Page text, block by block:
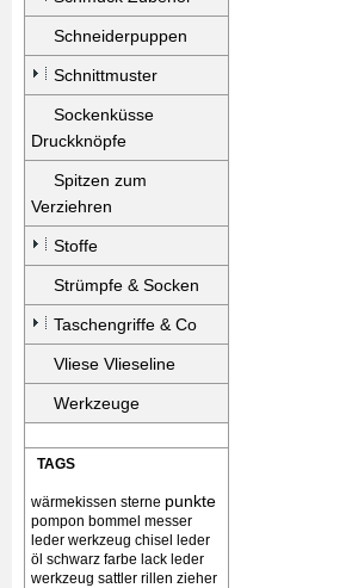
Schneiderpuppen
Schnittmuster
Sockenküsse
Druckknöpfe
Spitzen zum
Verziehren
Stoffe
Strümpfe & Socken
Taschengriffe & Co
Vliese Vlieseline
Werkzeuge
TAGS
wärmekissen sterne punkte
pompon bommel messer
leder werkzeug chisel
leder
öl schwarz farbe lack leder
werkzeug sattler rillen zieher